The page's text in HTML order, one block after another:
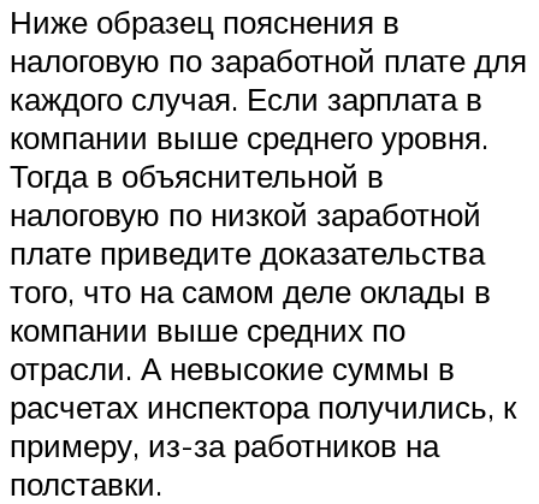
Ниже образец пояснения в
налоговую по заработной плате для
каждого случая. Если зарплата в
компании выше среднего уровня.
Тогда в объяснительной в
налоговую по низкой заработной
плате приведите доказательства
того, что на самом деле оклады в
компании выше средних по
отрасли. А невысокие суммы в
расчетах инспектора получились, к
примеру, из-за работников на
полставки.